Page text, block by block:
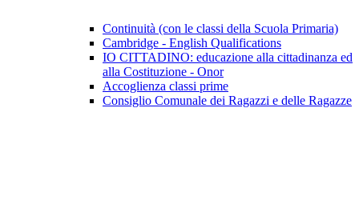
Continuità (con le classi della Scuola Primaria)
Cambridge - English Qualifications
IO CITTADINO: educazione alla cittadinanza ed
alla Costituzione - Onor
Accoglienza classi prime
Consiglio Comunale dei Ragazzi e delle Ragazze